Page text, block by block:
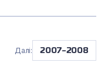
Далі: 2007-2008